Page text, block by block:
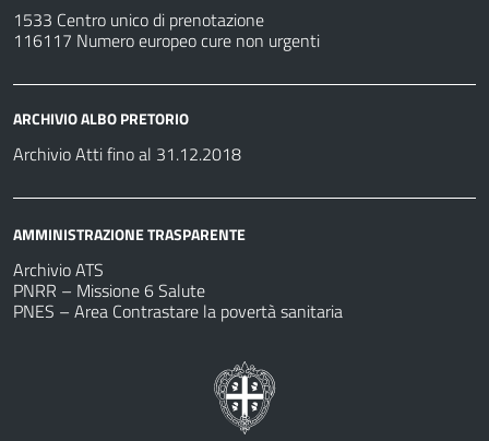
1533 Centro unico di prenotazione
116117 Numero europeo cure non urgenti
ARCHIVIO ALBO PRETORIO
Archivio Atti fino al 31.12.2018
AMMINISTRAZIONE TRASPARENTE
Archivio ATS
PNRR – Missione 6 Salute
PNES – Area Contrastare la povertà sanitaria